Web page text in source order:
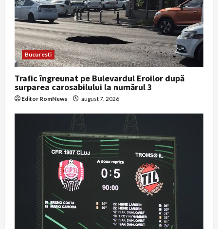
Bucuresti
Trafic îngreunat pe Bulevardul Eroilor după
surparea carosabilului la numărul 3
Editor RomNews august 7, 2026